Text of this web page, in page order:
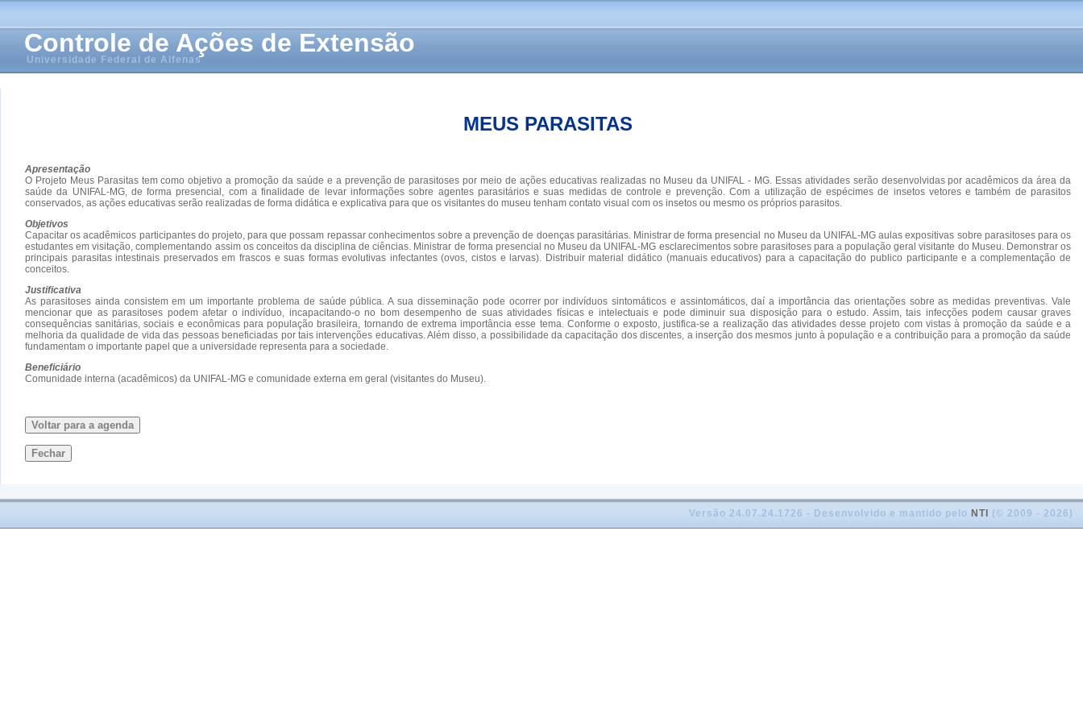
Controle de Ações de Extensão
Universidade Federal de Alfenas
MEUS PARASITAS
Apresentação
O Projeto Meus Parasitas tem como objetivo a promoção da saúde e a prevenção de parasitoses por meio de ações educativas realizadas no Museu da UNIFAL - MG. Essas atividades serão desenvolvidas por acadêmicos da área da
saúde da UNIFAL-MG, de forma presencial, com a finalidade de levar informações sobre agentes parasitários e suas medidas de controle e prevenção. Com a utilização de espécimes de insetos vetores e também de parasitos
conservados, as ações educativas serão realizadas de forma didática e explicativa para que os visitantes do museu tenham contato visual com os insetos ou mesmo os próprios parasitos.
Objetivos
Capacitar os acadêmicos participantes do projeto, para que possam repassar conhecimentos sobre a prevenção de doenças parasitárias. Ministrar de forma presencial no Museu da UNIFAL-MG aulas expositivas sobre parasitoses para os
estudantes em visitação, complementando assim os conceitos da disciplina de ciências. Ministrar de forma presencial no Museu da UNIFAL-MG esclarecimentos sobre parasitoses para a população geral visitante do Museu. Demonstrar os
principais parasitas intestinais preservados em frascos e suas formas evolutivas infectantes (ovos, cistos e larvas). Distribuir material didático (manuais educativos) para a capacitação do publico participante e a complementação de
conceitos.
Justificativa
As parasitoses ainda consistem em um importante problema de saúde pública. A sua disseminação pode ocorrer por indivíduos sintomáticos e assintomáticos, daí a importância das orientações sobre as medidas preventivas. Vale
mencionar que as parasitoses podem afetar o indivíduo, incapacitando-o no bom desempenho de suas atividades físicas e intelectuais e pode diminuir sua disposição para o estudo. Assim, tais infecções podem causar graves
consequências sanitárias, sociais e econômicas para população brasileira, tornando de extrema importância esse tema. Conforme o exposto, justifica-se a realização das atividades desse projeto com vistas à promoção da saúde e a
melhoria da qualidade de vida das pessoas beneficiadas por tais intervenções educativas. Além disso, a possibilidade da capacitação dos discentes, a inserção dos mesmos junto à população e a contribuição para a promoção da saúde
fundamentam o importante papel que a universidade representa para a sociedade.
Beneficiário
Comunidade interna (acadêmicos) da UNIFAL-MG e comunidade externa em geral (visitantes do Museu).
Voltar para a agenda
Fechar
Versão 24.07.24.1726 - Desenvolvido e mantido pelo NTI (© 2009 - 2026)